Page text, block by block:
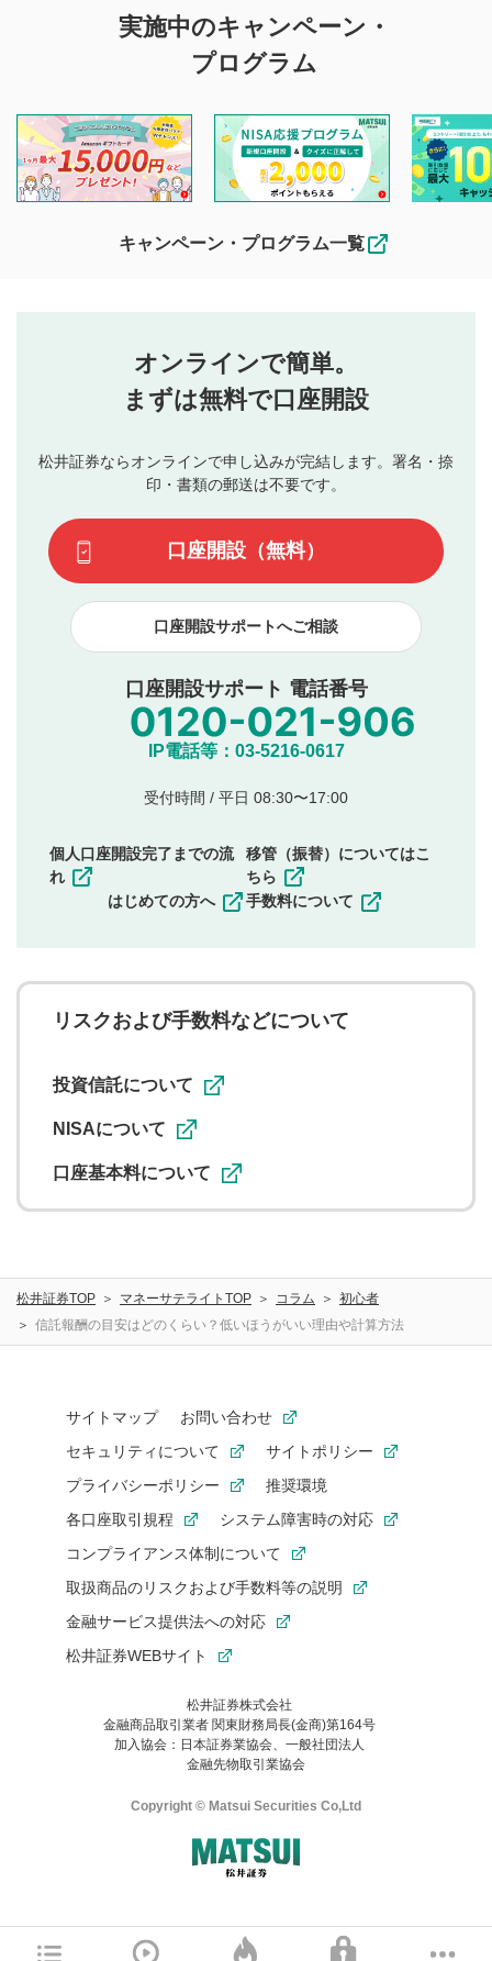
実施中のキャンペーン・
プログラム
キャンペーン・プログラム一覧
オンラインで簡単。
まずは無料で口座開設
松井証券ならオンラインで申し込みが完結します。署名・捺
印・書類の郵送は不要です。
口座開設（無料）
口座開設サポートへご相談
口座開設サポート 電話番号
IP電話等：03-5216-0617
受付時間 / 平日 08:30〜17:00
個人口座開設完了までの流
れ
はじめての方へ
移管（振替）についてはこ
ちら
手数料について
リスクおよび手数料などについて
投資信託について
NISAについて
口座基本料について
松井証券TOP マネーサテライトTOP コラム
初心者
信託報酬の目安はどのくらい？低いほうがいい理由や計算方法
サイトマップ
お問い合わせ
セキュリティについて
サイトポリシー
プライバシーポリシー
推奨環境
各口座取引規程
システム障害時の対応
コンプライアンス体制について
取扱商品のリスクおよび手数料等の説明
金融サービス提供法への対応
松井証券WEBサイト
松井証券株式会社
金融商品取引業者 関東財務局長(金商)第164号
加入協会：日本証券業協会、一般社団法人
金融先物取引業協会
Copyright © Matsui Securities Co,Ltd
マネーサテライトのWEBサイトへようこそ
ご利用の環境(Internet Explorer)は、本サイトの推奨環境外のた
め、
一部の機能が正常に動作しない可能性があります。
お気に入り機能は松井証券の会員限定の機能です。
お気に入り登録いただくと、後からいつでもお気に入りのコンテ
ンツを一覧でご確認いただけます。
ご利用いただくには口座開設が必要です。
はご利用の端末で一度ログインしてください。